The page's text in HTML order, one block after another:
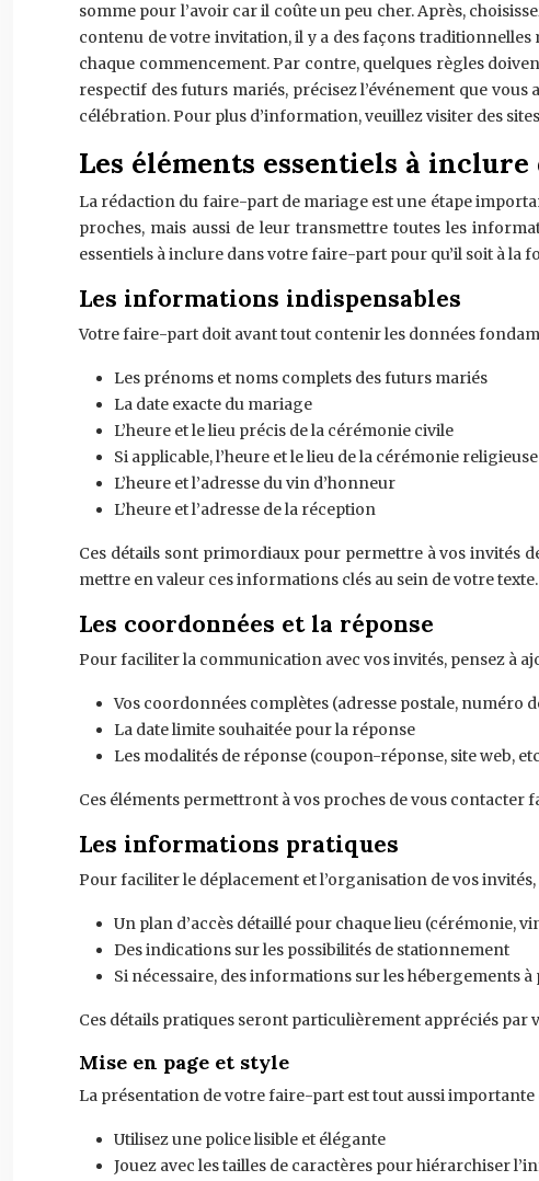
somme pour l’avoir car il coûte un peu cher. Après,
contenu de votre invitation, il y a des façons traditionnelles
chaque commencement. Par contre, quelques règles
respectif des futurs mariés, précisez l’événement que
célébration. Pour plus d’information, veuillez visiter des
Les éléments essentiels à
La rédaction du faire-part de mariage est une étape
proches, mais aussi de leur transmettre toutes les
essentiels à inclure dans votre faire-part pour qu’il soit à la
Les informations indispensables
Votre faire-part doit avant tout contenir les données
Les prénoms et noms complets des futurs mariés
La date exacte du mariage
L’heure et le lieu précis de la cérémonie civile
Si applicable, l’heure et le lieu de la cérémonie
L’heure et l’adresse du vin d’honneur
L’heure et l’adresse de la réception
Ces détails sont primordiaux pour permettre à vos invités
mettre en valeur ces informations clés au sein de votre texte.
Les coordonnées et la réponse
Pour faciliter la communication avec vos invités, pensez à
Vos coordonnées complètes (adresse postale, numéro
La date limite souhaitée pour la réponse
Les modalités de réponse (coupon-réponse, site web,
Ces éléments permettront à vos proches de vous contacter
Les informations pratiques
Pour faciliter le déplacement et l’organisation de vos invités,
Un plan d’accès détaillé pour chaque lieu (cérémonie,
Des indications sur les possibilités de stationnement
Si nécessaire, des informations sur les hébergements
Ces détails pratiques seront particulièrement appréciés
Mise en page et style
La présentation de votre faire-part est tout aussi
Utilisez une police lisible et élégante
Jouez avec les tailles de caractères pour hiérarchiser